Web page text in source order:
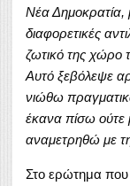
Νέα Δημοκρατία,
διαφορετικές
ζωτικό της χώρο
Αυτό ξεβόλεψε
νιώθω
έκανα πίσω ούτε
αναμετρηθώ με
Στο ερώτημα που